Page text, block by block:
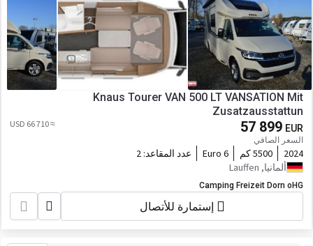
Knaus Tourer VAN 500 LT VANSATION Mit
Zusatzausstattun
57 899 EUR
السعر الصافي
≈ 66 710 USD
2024 5500 كم Euro 6 عدد المقاعد: 2
ألمانيا, Lauffen
Camping Freizeit Dorn oHG
إستمارة للأتصال